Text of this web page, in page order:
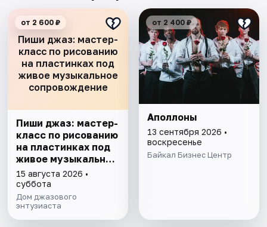
Пиши джаз: мастер-
класс по рисованию
на пластинках под
живое музыкальное
сопровождение
от 2 600 ₽
Пиши джаз: мастер-
класс по рисованию
на пластинках под
живое музыкальное
сопровождение
15 августа 2026 •
суббота
Дом джазового
энтузиаста
от 2 400 ₽
Аполлоны
13 сентября 2026 •
воскресенье
Байкал Бизнес Центр